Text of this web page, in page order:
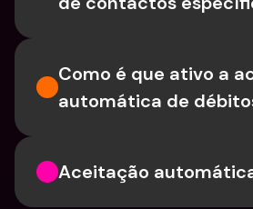
Como é que ativo a
automática de
Aceitação